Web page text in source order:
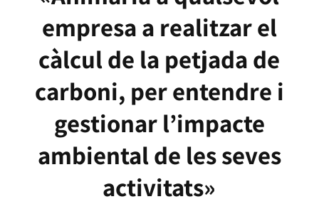
empresa a realitzar el
càlcul de la petjada de
carboni, per entendre i
gestionar l’impacte
ambiental de les seves
activitats»